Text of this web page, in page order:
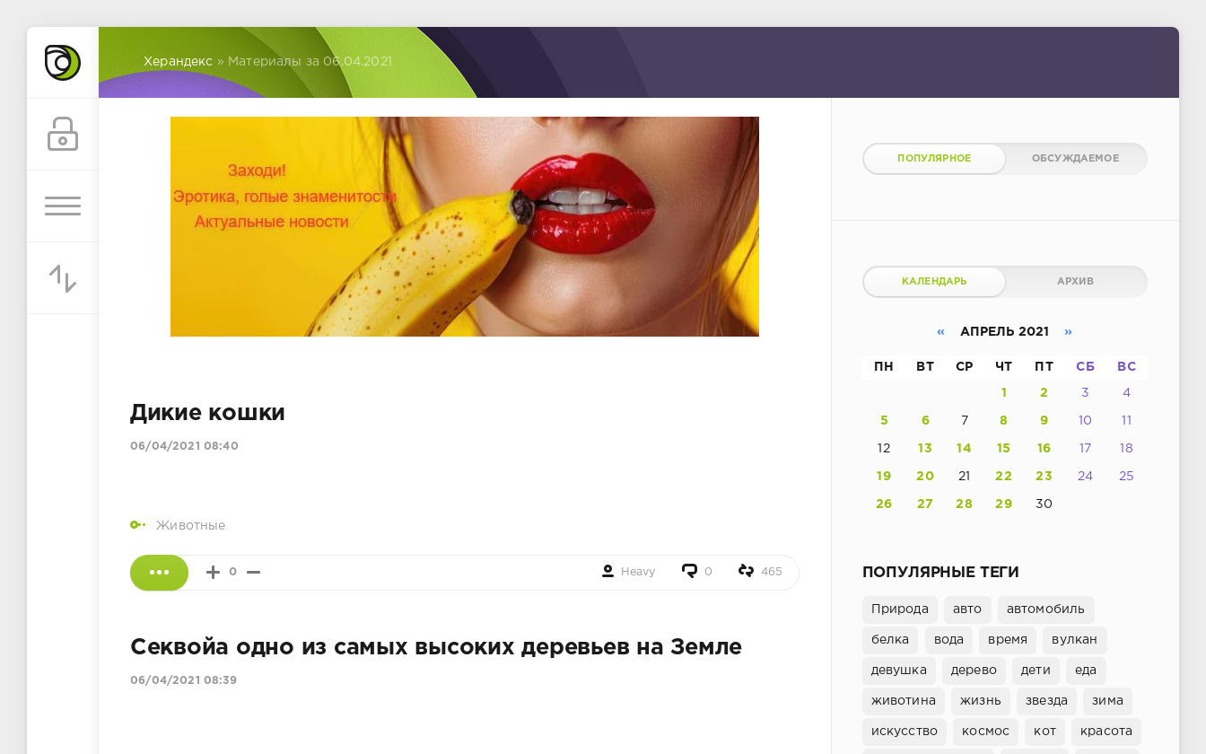
Херандекс » Материалы за 06.04.2021
Дикие кошки
06/04/2021 08:40
Животные
0 Heavy 0 465
Секвойа одно из самых высоких деревьев на Земле
06/04/2021 08:39
ПОПУЛЯРНОЕ ОБСУЖДАЕМОЕ
КАЛЕНДАРЬ АРХИВ
« АПРЕЛЬ 2021 »
ПН ВТ СР ЧТ ПТ СБ ВС
1 2 3 4
5 6 7 8 9 10 11
12 13 14 15 16 17 18
19 20 21 22 23 24 25
26 27 28 29 30
ПОПУЛЯРНЫЕ ТЕГИ
Природа авто автомобиль
белка вода время вулкан
девушка дерево дети еда
животина жизнь звезда зима
искусство космос кот красота